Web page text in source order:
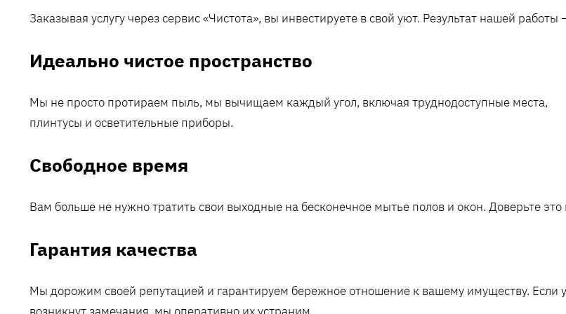
Заказывая услугу через сервис «Чистота», вы инвестируете в свой уют. Результат нашей работы
Идеально чистое пространство
Мы не просто протираем пыль, мы вычищаем каждый угол, включая труднодоступные места,
плинтусы и осветительные приборы.
Свободное время
Вам больше не нужно тратить свои выходные на бесконечное мытье полов и окон. Доверьте это
Гарантия качества
Мы дорожим своей репутацией и гарантируем бережное отношение к вашему имуществу. Если